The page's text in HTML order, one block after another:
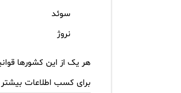
سوئد
نروژ
هر یک از این کشورها
برای کسب اطلاعات بیشتر